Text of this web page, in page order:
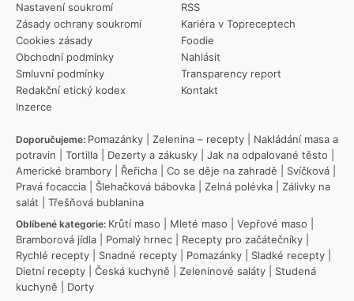
Nastavení soukromí
Zásady ochrany soukromí
Cookies zásady
Obchodní podmínky
Smluvní podmínky
Redakční etický kodex
Inzerce
RSS
Kariéra v Topreceptech
Foodie
Nahlásit
Transparency report
Kontakt
Doporučujeme: Pomazánky Zelenina – recepty
Nakládání masa a
potravin
Tortilla Dezerty a zákusky Jak na odpalované těsto
Americké brambory
Řeřicha Co se děje na zahradě Svíčková
Pravá focaccia
Šlehačková bábovka Zelná polévka
Zálivky na
salát
Třešňová bublanina
Oblíbené kategorie: Krůtí maso Mleté maso Vepřové maso
Bramborová jídla
Pomalý hrnec Recepty pro začátečníky
Rychlé recepty
Snadné recepty Pomazánky Sladké recepty
Dietní recepty
Česká kuchyně Zeleninové saláty
Studená
kuchyně
Dorty